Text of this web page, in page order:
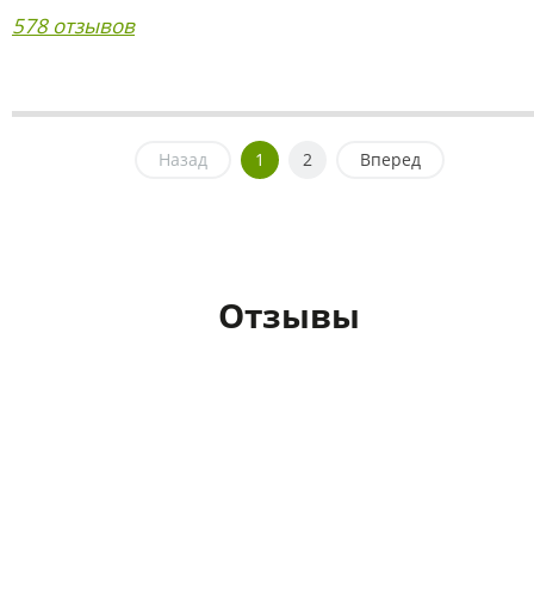
578 отзывов
Назад 1 2 Вперед
Отзывы